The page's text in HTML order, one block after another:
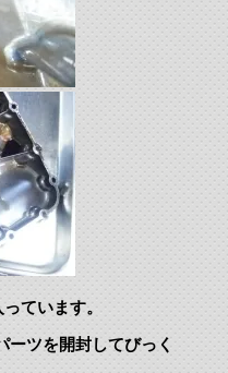
ています。
ツを開封してびっく